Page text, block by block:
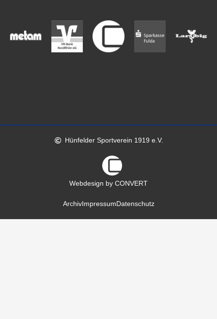
Hünfelder Sportverein 1919 e.V.
Webdesign by CONVERT
ArchivImpressumDatenschutz